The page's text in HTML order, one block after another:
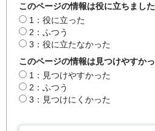
このページの情報は役に立ちまし
1：役に立った
2：ふつう
3：役に立たなかった
このページの情報は見つけやすか
1：見つけやすかった
2：ふつう
3：見つけにくかった